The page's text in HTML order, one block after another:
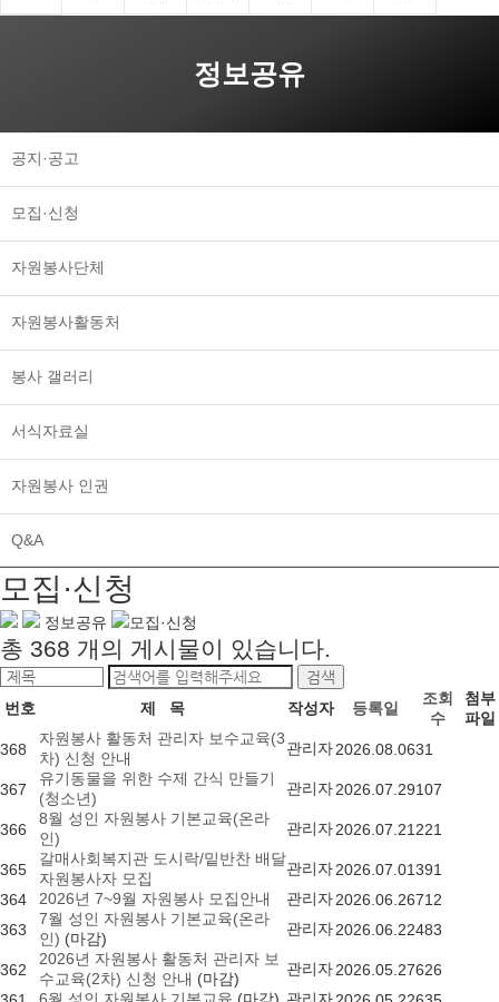
정보공유
공지·공고
모집·신청
자원봉사단체
자원봉사활동처
봉사 갤러리
서식자료실
자원봉사 인권
Q&A
모집·신청
정보공유 모집·신청
총 368 개의 게시물이 있습니다.
검색
번호
제 목 작성자 등록일
조회
수
첨부
파일
368
자원봉사 활동처 관리자 보수교육(3
차) 신청 안내
관리자2026.08.0631
367
유기동물을 위한 수제 간식 만들기
(청소년)
관리자2026.07.29107
366
8월 성인 자원봉사 기본교육(온라
인)
관리자2026.07.21221
365
갈매사회복지관 도시락/밑반찬 배달
자원봉사자 모집
관리자2026.07.01391
364
2026년 7~9월 자원봉사 모집안내 관리자2026.06.26712
363
7월 성인 자원봉사 기본교육(온라
인) (마감)
관리자2026.06.22483
362
2026년 자원봉사 활동처 관리자 보
수교육(2차) 신청 안내 (마감)
관리자2026.05.27626